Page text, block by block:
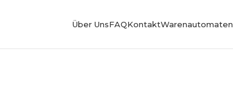
Über UnsFAQKontaktWarenautomaten